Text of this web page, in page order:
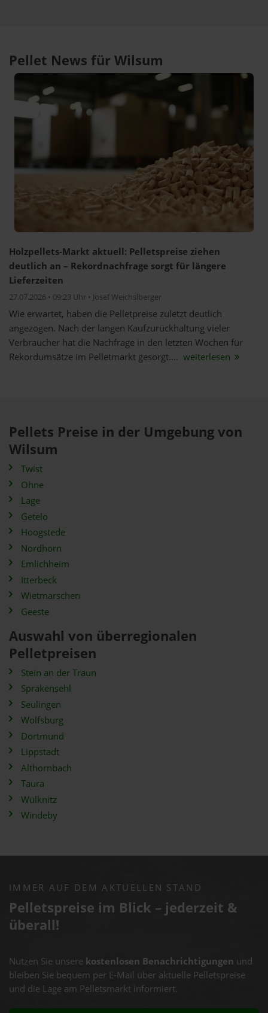
Pellet News für Wilsum
Holzpellets-Markt aktuell: Pelletspreise ziehen
deutlich an – Rekordnachfrage sorgt für längere
Lieferzeiten
27.07.2026 • 09:23 Uhr • Josef Weichslberger
Wie erwartet, haben die Pelletpreise zuletzt deutlich
angezogen. Nach der langen Kaufzurückhaltung vieler
Verbraucher hat die Nachfrage in den letzten Wochen für
Rekordumsätze im Pelletmarkt gesorgt.... weiterlesen
Pellets Preise in der Umgebung von
Wilsum
Twist
Ohne
Lage
Getelo
Hoogstede
Nordhorn
Emlichheim
Itterbeck
Wietmarschen
Geeste
Auswahl von überregionalen
Pelletpreisen
Stein an der Traun
Sprakensehl
Seulingen
Wolfsburg
Dortmund
Lippstadt
Althornbach
Taura
Wülknitz
Windeby
IMMER AUF DEM AKTUELLEN STAND
Pelletspreise im Blick – jederzeit &
überall!
Nutzen Sie unsere kostenlosen Benachrichtigungen und
bleiben Sie bequem per E-Mail über aktuelle Pelletspreise
und die Lage am Pelletsmarkt informiert.